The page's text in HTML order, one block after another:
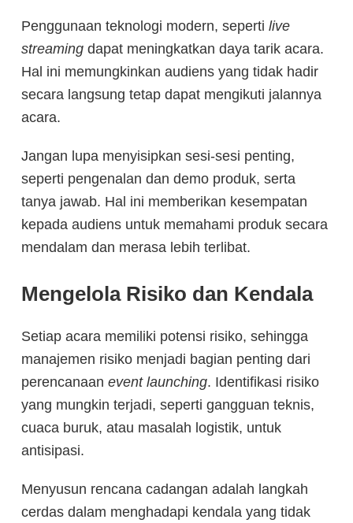
Penggunaan teknologi modern, seperti live
streaming dapat meningkatkan daya tarik acara.
Hal ini memungkinkan audiens yang tidak hadir
secara langsung tetap dapat mengikuti jalannya
acara.
Jangan lupa menyisipkan sesi-sesi penting,
seperti pengenalan dan demo produk, serta
tanya jawab. Hal ini memberikan kesempatan
kepada audiens untuk memahami produk secara
mendalam dan merasa lebih terlibat.
Mengelola Risiko dan Kendala
Setiap acara memiliki potensi risiko, sehingga
manajemen risiko menjadi bagian penting dari
perencanaan event launching. Identifikasi risiko
yang mungkin terjadi, seperti gangguan teknis,
cuaca buruk, atau masalah logistik, untuk
antisipasi.
Menyusun rencana cadangan adalah langkah
cerdas dalam menghadapi kendala yang tidak